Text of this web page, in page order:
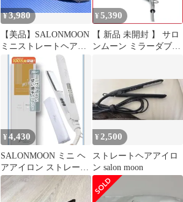
¥3,980
【美品】SALONMOON
ミニストレートヘアア
イロン SLM110ブラッ
¥ 5,390
【 新品 未開封 】 サロ
ンムーン ミラーダブル
(コード)式］ SLM110
未使用 送料無料
¥4,430
SALONMOON ミニ ヘ
アアイロン ストレート
20mm 2way
¥ 2,500
ストレートヘアアイロ
ン salon moon